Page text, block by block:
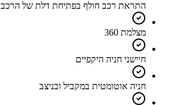
התראת רכב חולף בפתיחת דלת של הרכב
מצלמת 360
חיישני חניה היקפיים
חניה אוטומטית במקביל ובניצב